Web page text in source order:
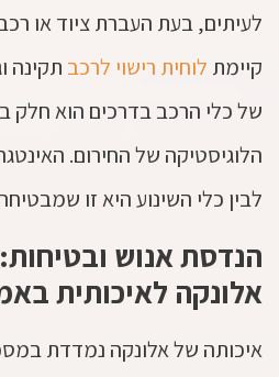
לעיתים, בעת העברת ציוד או
קיימת לוחית רישוי לרכב תקינה
של כלי הרכב בדרכים הוא חלק
הלוגיסטיקה של החירום.
לבין כלי השינוע היא זו
הנדסת אנוש
אלונקה לאיכותית
איכותה של אלונקה נמדדת